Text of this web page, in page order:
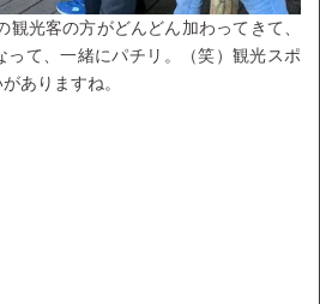
光客の方がどんどん加わってきて、
って、一緒にパチリ。（笑）観光スポ
ありますね。